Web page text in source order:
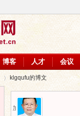
博客 人才 会议
klgqufu的博文
加为好友